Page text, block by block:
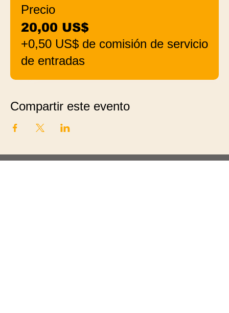
Precio
20,00 US$
+0,50 US$ de comisión de servicio
de entradas
Compartir este evento